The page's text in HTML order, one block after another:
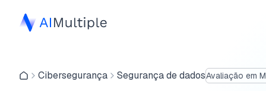
Cibersegurança Segurança de dadosAvaliação em